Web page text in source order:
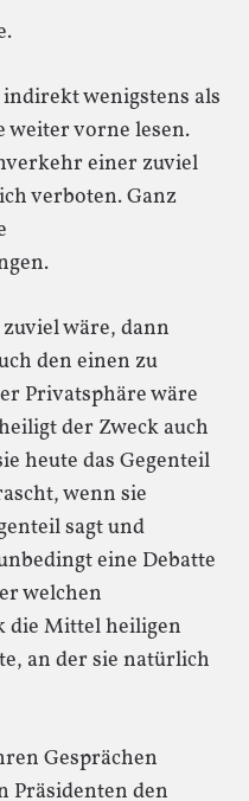
wenigstens als
weiter vorne lesen.
einer zuviel
verboten. Ganz
wäre, dann
den einen zu
Privatsphäre wäre
der Zweck auch
heute das Gegenteil
wenn sie
sagt und
eine Debatte
welchen
die Mittel heiligen
an der sie natürlich
Gesprächen
Präsidenten den